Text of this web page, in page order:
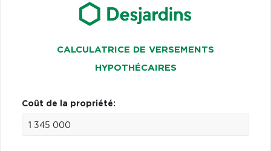
CALCULATRICE DE VERSEMENTS
HYPOTHÉCAIRES
Coût de la propriété: